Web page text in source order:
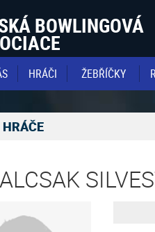
BOWLINGOVÁ
HRÁČI ŽEBŘÍČKY